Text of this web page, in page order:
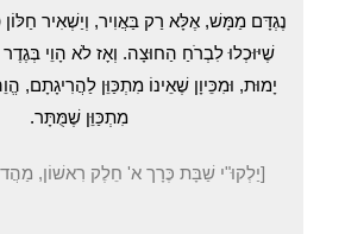
נֶגְדָּם מַמָּשׁ, אֶלָּא רַק בַּאֲוִיר, וְיַשְׁאִיר חַלּוֹן
שֶׁיּוּכְלוּ לִבְרֹחַ הַחוּצָה. וְאָז לֹא הָוֵי
יָמוּת, וּמִכֵּיוָן שֶׁאֵינוֹ מִתְכַּוֵּן לַהֲרִיגָתָם,
מִתְכַּוֵּן שֶׁמֻּתָּר.
[יַלְקוּ"י שַׁבָּת כֶּרָך א' חֵלֶק רִאשׁוֹן,